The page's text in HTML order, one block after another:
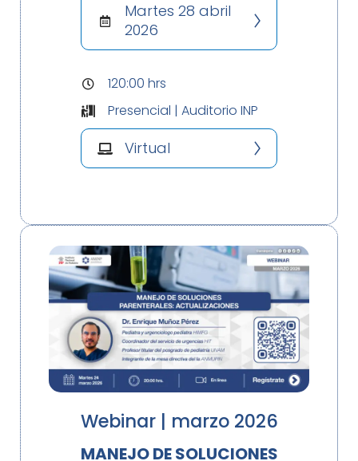
Martes 28 abril
2026
120:00 hrs
Presencial | Auditorio INP
Virtual
Webinar | marzo 2026
MANEJO DE SOLUCIONES